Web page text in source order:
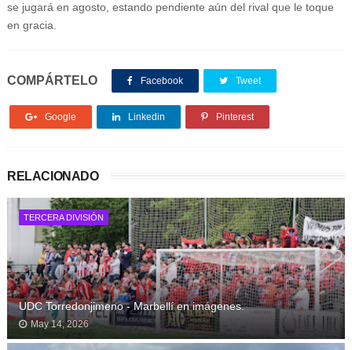
se jugará en agosto, estando pendiente aún del rival que le toque
en gracia.
COMPÁRTELO Facebook Tweet
Google Linkedin Pinterest
RELACIONADO
TERCERA DIVISIÓN
UDC Torredonjimeno - Marbellí en imágenes.
May 14, 2026